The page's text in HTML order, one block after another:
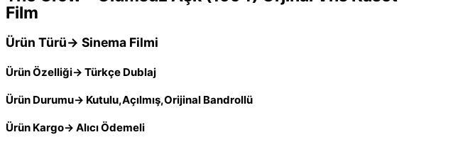
Film
Ürün Türü→ Sinema Filmi
Ürün Özelliği→ Türkçe Dublaj
Ürün Durumu→ Kutulu,Açılmış,Orijinal Bandrollü
Ürün Kargo→ Alıcı Ödemeli